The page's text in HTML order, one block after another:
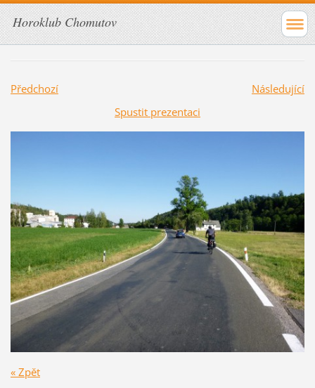
Horoklub Chomutov
Předchozí
Následující
Spustit prezentaci
« Zpět